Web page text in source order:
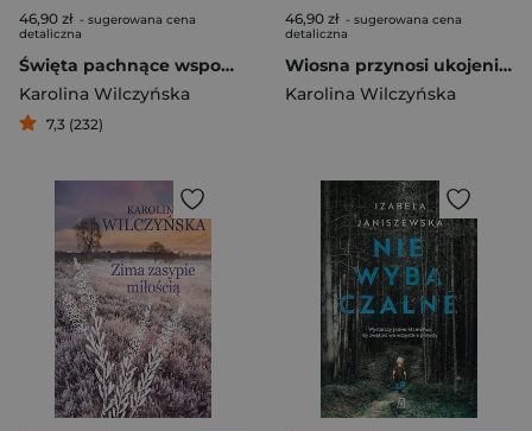
46,90 zł - sugerowana cena
detaliczna
Święta pachnące wspomnieniami
Karolina Wilczyńska
7,3 (232)
46,90 zł - sugerowana cena
detaliczna
Wiosna przynosi ukojenie. Wrzosowa Polana. Tom 4
Karolina Wilczyńska